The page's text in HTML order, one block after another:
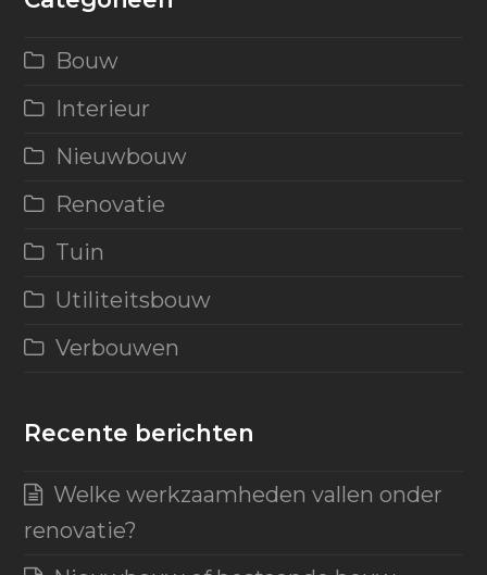
Bouw
Interieur
Nieuwbouw
Renovatie
Tuin
Utiliteitsbouw
Verbouwen
Recente berichten
Welke werkzaamheden vallen onder
renovatie?